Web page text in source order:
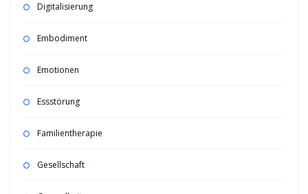
Digitalisierung
Embodiment
Emotionen
Essstörung
Familientherapie
Gesellschaft